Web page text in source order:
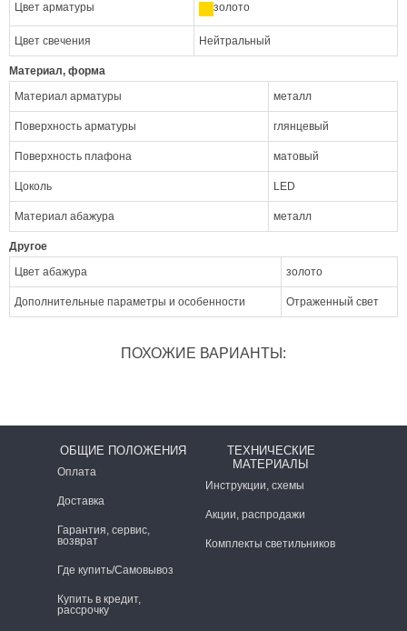
Цвет арматуры золото
Цвет свечения Нейтральный
Материал, форма
Материал арматуры
металл
Поверхность арматуры глянцевый
Поверхность плафона матовый
Цоколь LED
Материал абажура металл
Другое
Цвет абажура
золото
Дополнительные параметры и особенности Отраженный свет
ПОХОЖИЕ ВАРИАНТЫ:
ОБЩИЕ ПОЛОЖЕНИЯ
Оплата
Доставка
Гарантия, сервис,
возврат
Где купить/Самовывоз
Купить в кредит,
рассрочку
ТЕХНИЧЕСКИЕ
МАТЕРИАЛЫ
Инструкции, схемы
Акции, распродажи
Комплекты светильников